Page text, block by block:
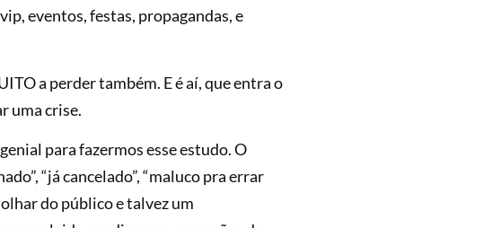
eventos, festas, propagandas, e
a perder também. E é aí, que entra o
uma crise.
para fazermos esse estudo. O
“já cancelado”, “maluco pra errar
do público e talvez um